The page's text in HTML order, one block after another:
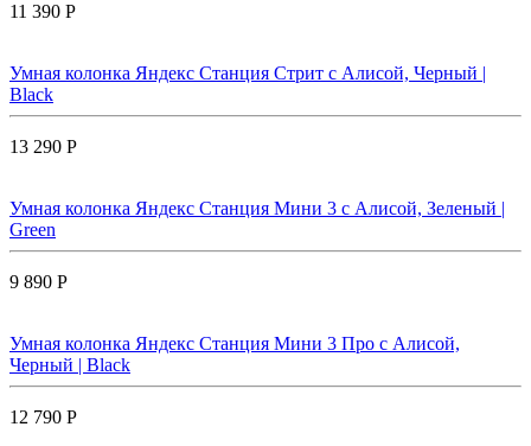
11 390 Р
Умная колонка Яндекс Станция Стрит с Алисой, Черный |
Black
13 290 Р
Умная колонка Яндекс Станция Мини 3 с Алисой, Зеленый |
Green
9 890 Р
Умная колонка Яндекс Станция Мини 3 Про с Алисой,
Черный | Black
12 790 Р